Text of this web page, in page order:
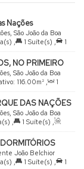
Nações
São João da Boa
, 1 Suíte(s) ,
1
NO PRIMEIRO
São João da Boa
116.00m² ,
1
DAS NAÇÕES
São João da Boa
, 1 Suíte(s) ,
m²
João Belchior
São João da Boa
, 1 Suíte(s) ,
1